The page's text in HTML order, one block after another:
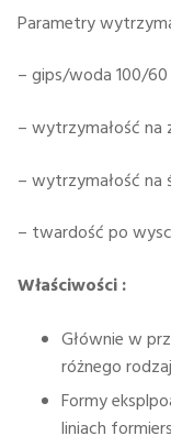
Parametry
– gips/woda 100/60
– wytrzymałość na
– wytrzymałość na
– twardość po
Właściwości :
Głównie w
różnego
Formy
liniach